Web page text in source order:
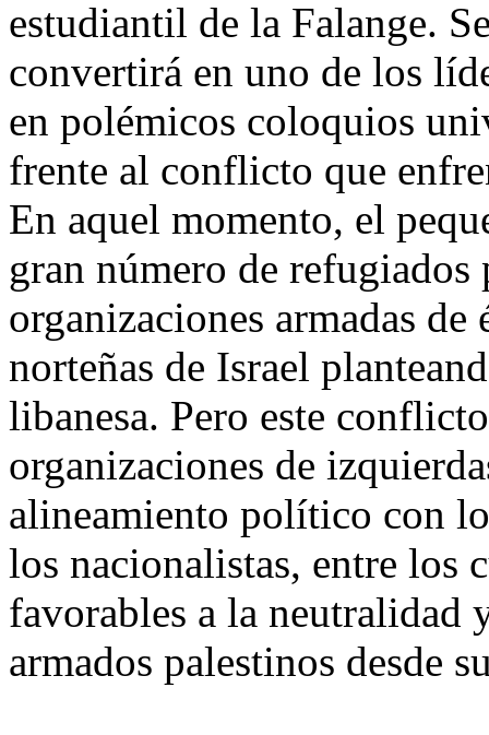
estudiantil de la Falange.
convertirá en uno de los
en polémicos coloquios
frente al conflicto que
En aquel momento, el
gran número de
organizaciones armadas de
norteñas de Israel
libanesa. Pero este
organizaciones de
alineamiento político con
los nacionalistas, entre los
favorables a la neutralidad
armados palestinos desde